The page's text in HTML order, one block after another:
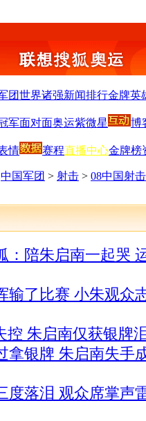
团世界诸强新闻排行金牌英
军面对面奥运紫微星 博
情 赛程直播中心金牌榜
中国军团 > 射击 > 08中国射
：陪朱启南一起哭
输了比赛 小朱观众
控 朱启南仅获银牌
拿银牌 朱启南失手
度落泪 观众席掌声